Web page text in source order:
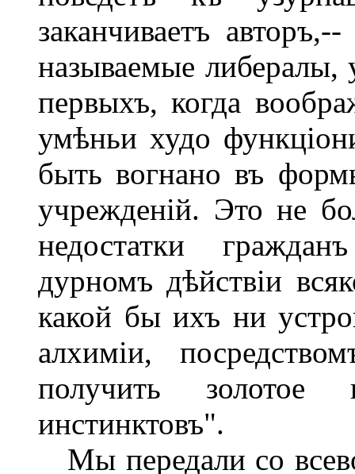
заканчиваетъ
называемые либералы,
первыхъ, когда
умѣньи худо
быть вогнано въ
учрежденій. Это не
недостатки
дурномъ дѣйствіи
какой бы ихъ ни
алхиміи,
получить золотое
инстинктовъ".
Мы передали со